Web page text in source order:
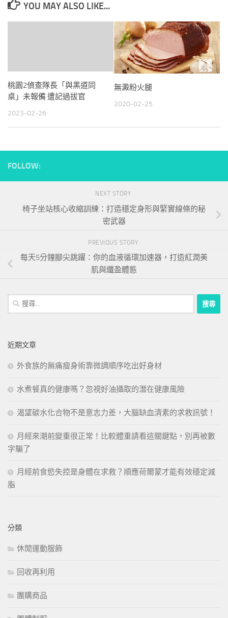
YOU MAY ALSO LIKE...
桃園2偵查隊長「與黑道同
桌」未報備 遭記過拔官
2023-02-26
無澱粉火腿
2020-02-25
FOLLOW:
NEXT STORY
椅子坐站核心收縮訓練：打造穩定身形與緊實線條的秘
密武器
PREVIOUS STORY
每天5分鐘腳尖跳躍：你的血液循環加速器，打造紅潤美
肌與纖盈體態
搜
尋
字:
近期文章
外食族的無痛瘦身術靠微調順序吃出好身材
水煮餐真的健康嗎？忽視好油攝取的潛在健康風險
渴望碳水化合物不是意志力差，大腦缺血清素的求救訊號！
月經來潮前變重很正常！比較體重請看這關鍵點，別再被數
字騙了
月經前食慾失控是身體在求救？順應荷爾蒙才能有效穩定減
脂
分類
休閒運動服飾
回收再利用
團購商品